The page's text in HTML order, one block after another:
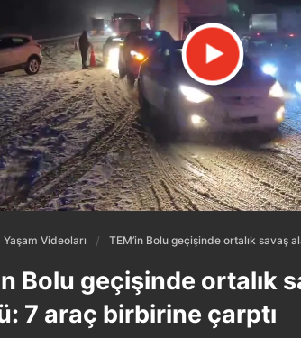
Yaşam Videoları TEM’in Bolu geçişinde ortalık savaş
Bolu geçişinde ortalık
7 araç birbirine çarptı